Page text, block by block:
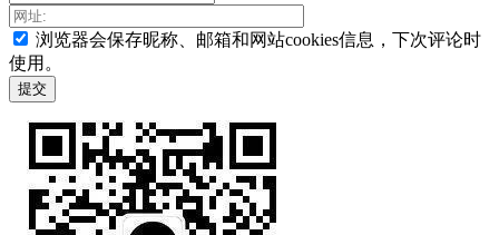
浏览器会保存昵称、邮箱和网站cookies信息，下次评论时
使用。